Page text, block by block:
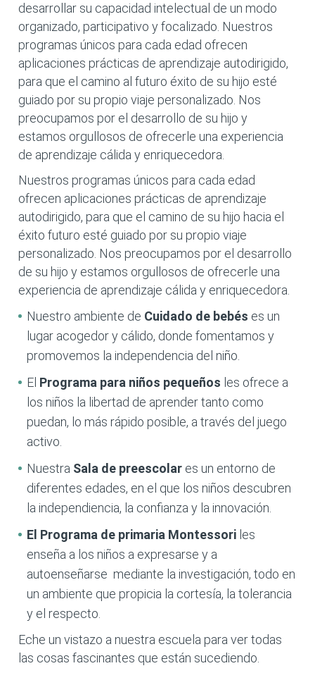
desarrollar su capacidad intelectual de un modo
organizado, participativo y focalizado. Nuestros
programas únicos para cada edad ofrecen
aplicaciones prácticas de aprendizaje autodirigido,
para que el camino al futuro éxito de su hijo esté
guiado por su propio viaje personalizado. Nos
preocupamos por el desarrollo de su hijo y
estamos orgullosos de ofrecerle una experiencia
de aprendizaje cálida y enriquecedora.
Nuestros programas únicos para cada edad
ofrecen aplicaciones prácticas de aprendizaje
autodirigido, para que el camino de su hijo hacia el
éxito futuro esté guiado por su propio viaje
personalizado. Nos preocupamos por el desarrollo
de su hijo y estamos orgullosos de ofrecerle una
experiencia de aprendizaje cálida y enriquecedora.
Nuestro ambiente de Cuidado de bebés es un
lugar acogedor y cálido, donde fomentamos y
promovemos la independencia del niño.
El Programa para niños pequeños les ofrece a
los niños la libertad de aprender tanto como
puedan, lo más rápido posible, a través del juego
activo.
Nuestra Sala de preescolar es un entorno de
diferentes edades, en el que los niños descubren
la independiencia, la confianza y la innovación.
El Programa de primaria Montessori les
enseña a los niños a expresarse y a
autoenseñarse mediante la investigación, todo en
un ambiente que propicia la cortesía, la tolerancia
y el respecto.
Eche un vistazo a nuestra escuela para ver todas
las cosas fascinantes que están sucediendo.